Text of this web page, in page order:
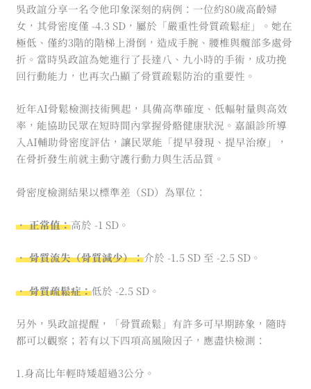
吳政誼分享一名令他印象深刻的病例：一位約80歲高齡婦
女，其骨密度僅 -4.3 SD，屬於「嚴重性骨質疏鬆症」。她在
極低、僅約3階的階梯上滑倒，造成手腕、腰椎與髖部多處骨
折。當時吳政誼為她進行了長達八、九小時的手術，成功挽
回行動能力，也再次凸顯了骨質疏鬆防治的重要性。
近年AI骨鬆檢測技術興起，具備高準確度、低輻射量與高效
率，能協助民眾在短時間內掌握骨骼健康狀況。嘉韻診所導
入AI輔助骨密度評估，讓民眾能「提早發現、提早治療」，
在骨折發生前就主動守護行動力與生活品質。
骨密度檢測結果以標準差（SD）為單位：
• 正常值：高於 -1 SD。
• 骨質流失（骨質減少）：介於 -1.5 SD 至 -2.5 SD。
• 骨質疏鬆症：低於 -2.5 SD。
另外，吳政誼提醒，「骨質疏鬆」有許多可早期跡象，隨時
都可以觀察；若有以下四項高風險因子，應盡快檢測：
1.身高比年輕時矮超過3公分。